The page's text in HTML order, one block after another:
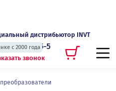
дистрибьютор INVT
с 2000 года
135-135-5
звонок